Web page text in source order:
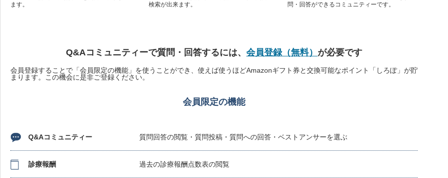
ます。
検索が出来ます。
問・回答ができるコミュニティーです。
Q&Aコミュニティーで質問・回答するには、 会員登録（無料） が必要です
会員登録することで「会員限定の機能」を使うことができ、使えば使うほどAmazonギフト券と交換可能なポイント「しろぽ」が貯
まります。この機会に是非ご登録ください。
会員限定の機能
Q&Aコミュニティー 質問回答の閲覧・質問投稿・質問への回答・ベストアンサーを選ぶ
診療報酬 過去の診療報酬点数表の閲覧